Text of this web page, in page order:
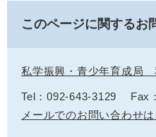
このページに関するお
私学振興・青少年育成局
Tel：092-643-3129
Fax
メールでのお問い合わせ